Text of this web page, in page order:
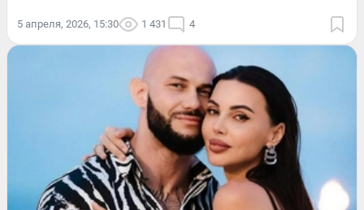
5 апреля, 2026, 15:30 1 431 4